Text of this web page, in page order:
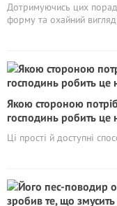
Дотримуючись цих
форму та охайний
Якою стороною
господинь робить це
Ці прості й доступні